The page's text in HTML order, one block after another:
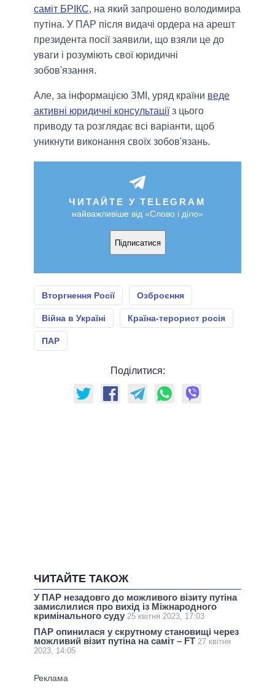
саміт БРІКС, на який запрошено володимира
путіна. У ПАР після видачі ордера на арешт
президента посії заявили, що взяли це до
уваги і розуміють свої юридичні
зобов'язання.
Але, за інформацією ЗМІ, уряд країни веде
активні юридичні консультаціїз цього
приводу та розглядає всі варіанти, щоб
уникнути виконання своїх зобов'язань.
ЧИТАЙТЕ У TELEGRAM
найважливіше від «Слово і діло»
Підписатися
Вторгнення Росії Озброєння
Війна в Україні Країна-терорист росія
ПАР
Поділитися:
ЧИТАЙТЕ ТАКОЖ
У ПАР незадовго до можливого візиту путіна
замислилися про вихід із Міжнародного
кримінального суду 25 квітня 2023, 17:03
ПАР опинилася у скрутному становищі через
можливий візит путіна на саміт – FT 27 квітня
2023, 14:05